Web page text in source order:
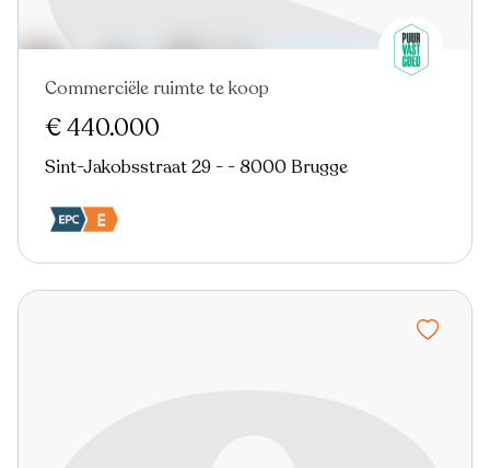
Commerciële ruimte te koop
€ 440.000
Sint-Jakobsstraat 29 - - 8000 Brugge